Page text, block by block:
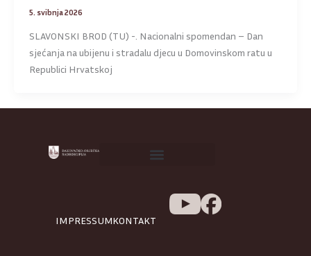
5. svibnja 2026
SLAVONSKI BROD (TU) -. Nacionalni spomendan – Dan
sjećanja na ubijenu i stradalu djecu u Domovinskom ratu u
Republici Hrvatskoj
IMPRESSUMKONTAKT